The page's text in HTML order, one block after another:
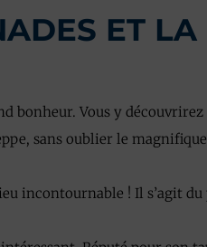
ET LA
bonheur. Vous y découvrirez
sans oublier le magnifique
incontournable ! Il s’agit du